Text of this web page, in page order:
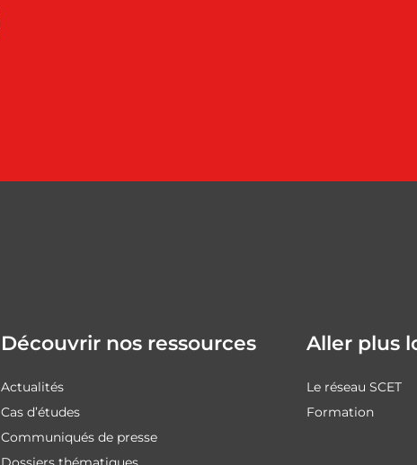
Découvrir nos ressources
Actualités
Cas d’études
Communiqués de presse
Aller plus
Le réseau SCET
Formation